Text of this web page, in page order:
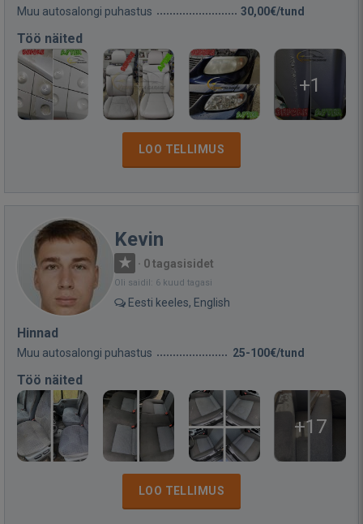
Muu autosalongi puhastus 30,00€/tund
Töö näited
+1
LOO TELLIMUS
Kevin
· 0 tagasisidet
Oli saidil: 6 kuud tagasi
Eesti keeles, English
Hinnad
Muu autosalongi puhastus 25-100€/tund
Töö näited
+17
LOO TELLIMUS